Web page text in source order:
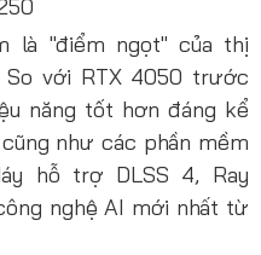
là "điểm ngọt" của thị
với RTX 4050 trước
năng tốt hơn đáng kể
như các phần mềm
hỗ trợ DLSS 4, Ray
nghệ AI mới nhất từ